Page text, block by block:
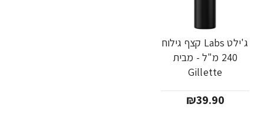
ג'ילט Labs קצף גילוח
240 מ"ל - מבית
Gillette
₪39.90